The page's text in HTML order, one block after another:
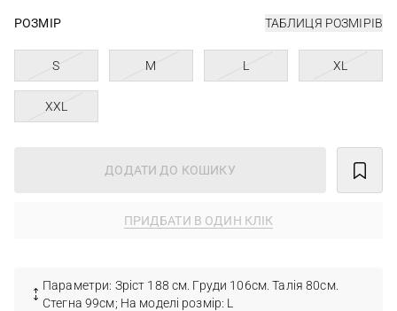
РОЗМІР ТАБЛИЦЯ РОЗМІРІВ
S M L XL
XXL
ДОДАТИ ДО КОШИКУ
ПРИДБАТИ В ОДИН КЛІК
Параметри: Зріст 188 см. Груди 106см. Талія 80см.
Стегна 99см; На моделі розмір: L